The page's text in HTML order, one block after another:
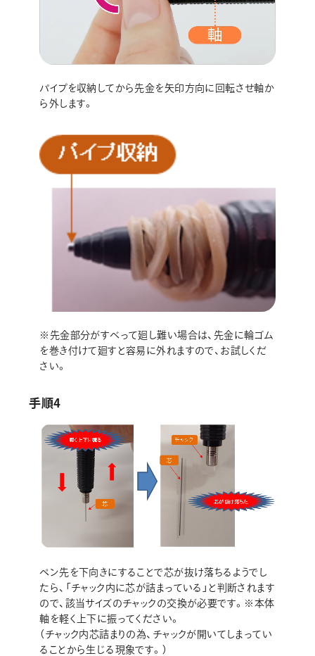
パイプを収納してから先金を矢印方向に回転させ軸か
ら外します。
※先金部分がすべって廻し難い場合は、先金に輪ゴム
を巻き付けて廻すと容易に外れますので、お試しくだ
さい。
手順4
ペン先を下向きにすることで芯が抜け落ちるようでし
たら、「チャック内に芯が詰まっている」と判断されます
ので、該当サイズのチャックの交換が必要です。※本体
軸を軽く上下に振ってください。
（チャック内芯詰まりの為、チャックが開いてしまってい
ることから生じる現象です。）